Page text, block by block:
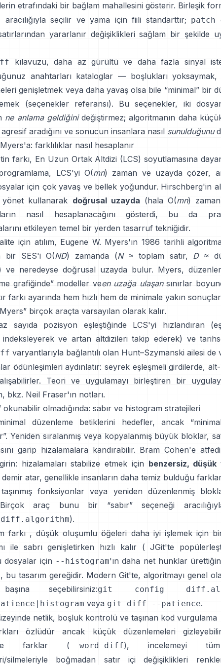
etrafındaki bir bağlam mahallesini gösterir. Birleşik
aracılığıyla seçilir ve yama için fiili standarttır; patch
yararlanır değişiklikleri sağlam bir şekilde
kılavuzu, daha az gürültü ve daha fazla sinyal
anahtarları kataloglar — boşlukları yoksaymak,
genişletmek veya daha yavaş olsa bile “minimal” bir
(seçenekler referansı). Bu seçenekler, iki
ne anlama geldiğinideğiştirmez; algoritmanın daha
aradığını ve sonucun insanlara nasıl sunulduğunu
farklılıklar nasıl hesaplanır
farkı, En Uzun Ortak Altdizi (LCS) soyutlamasına
LCS'yi O(mn) zaman ve uzayda çözer,
için çok yavaş ve bellek yoğundur. Hirschberg'in
kullanarak doğrusal uzayda (hala O(mn)
nasıl hesaplanacağını gösterdi, bu da
etkileyen temel bir yerden tasarruf tekniğidir.
için atılım, Eugene W. Myers'ın 1986 tarihli
bir SES'i O(ND) zamanda (N≈ toplam satır, D≈
ve neredeyse doğrusal uzayda bulur. Myers,
grafiğinde” modeller veen uzağa ulaşansınırlar
farkı ayarında hem hızlı hem de minimale yakın
birçok araçta varsayılan olarak kalır.
sayıda pozisyon eşleştiğinde LCS'yi hızlandıran
indeksleyerek ve artan altdizileri takip ederek) ve
varyantlarıyla bağlantılı olan Hunt–Szymanski ailesi de
ödünleşimleri aydınlatır: seyrek eşleşmeli girdilerde,
Teori ve uygulamayı birleştiren bir
bkz. Neil Fraser'ın notları.
okunabilir olmadığında: sabır ve histogram stratejileri
düzenleme betiklerini hedefler, ancak
Yeniden sıralanmış veya kopyalanmış büyük bloklar,
garip hizalamalara kandırabilir. Bram Cohen'e
hizalamaları stabilize etmek için benzersiz, düşük
demir atar, genellikle insanların daha temiz bulduğu
fonksiyonlar veya yeniden düzenlenmiş
araç bunu bir “sabır” seçeneği
diff.algorithm).
farkı , düşük oluşumlu öğeleri daha iyi işlemek için
ile sabrı genişletirken hızlı kalır ( JGit'te
dosyalar için --histogram'ın daha net hunklar
bu tasarım gereğidir. Modern Git'te, algoritmayı genel
seçebilirsiniz:git config
veya git diff --patience.
netlik, boşluk kontrolü ve taşınan kod vurgulama
özlüdür ancak küçük düzenlemeleri
farklar
(--word-diff), incelemeyi
silmeleriyle boğmadan satır içi değişiklikleri